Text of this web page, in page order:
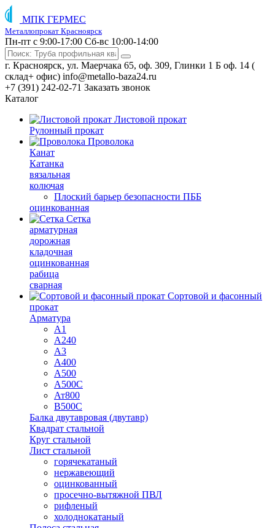
МПК ГЕРМЕС
Металлопрокат Красноярск
Пн-пт с 9:00-17:00 Сб-вс 10:00-14:00
г. Красноярск, ул. Маерчака 65, оф. 309, Глинки 1 Б оф. 14 (
склад+ офис) info@metallo-baza24.ru
+7 (391) 242-02-71 Заказать звонок
Каталог
Листовой прокат
Рулонный прокат
Проволока
Канат
Катанка
вязальная
колючая
Плоский барьер безопасности ПББ
оцинкованная
Сетка
арматурная
дорожная
кладочная
оцинкованная
рабица
сварная
Сортовой и фасонный
прокат
Арматура
А1
А240
А3
А400
А500
А500С
Ат800
В500С
Балка двутавровая (двутавр)
Квадрат стальной
Круг стальной
Лист стальной
горячекатаный
нержавеющий
оцинкованный
просечно-вытяжной ПВЛ
рифленый
холоднокатаный